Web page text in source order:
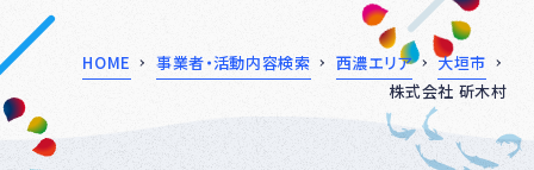
HOME 事業者・活動内容検索 西濃エリア
大垣市
株式会社 斫木村